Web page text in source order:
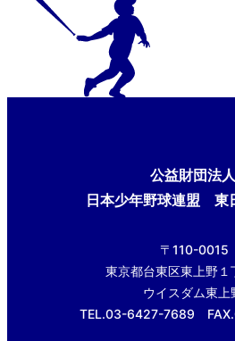
公益財団法
日本少年野球連盟 東
〒110-0015
東京都台東区東上野
ウイスダム東上
TEL.03-6427-7689